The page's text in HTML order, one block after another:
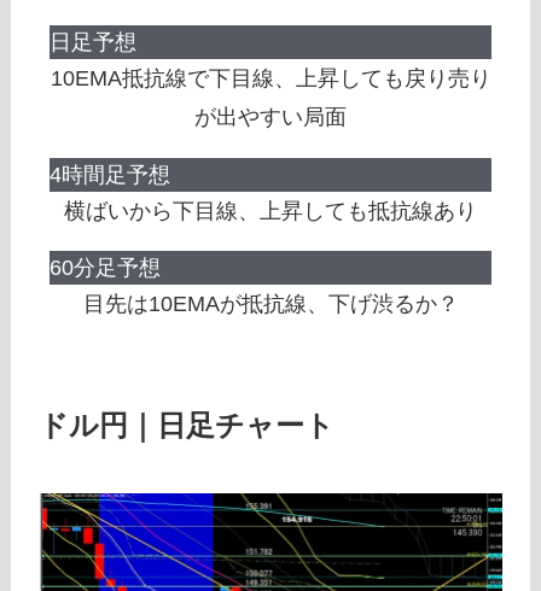
日足予想
10EMA抵抗線で下目線、上昇しても戻り売り
が出やすい局面
4時間足予想
横ばいから下目線、上昇しても抵抗線あり
60分足予想
目先は10EMAが抵抗線、下げ渋るか？
ドル円｜日足チャート